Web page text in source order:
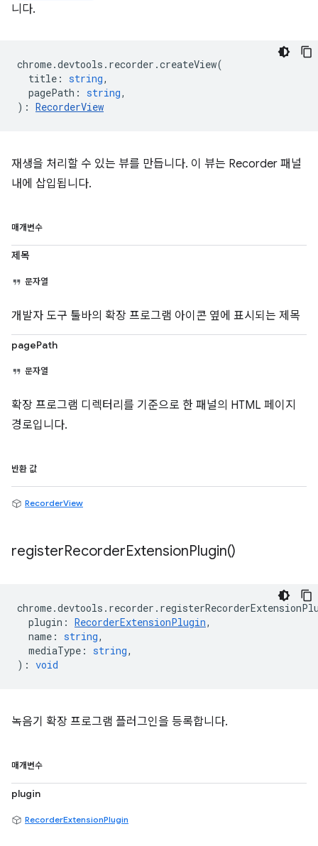
니다.
chrome.devtools . recorder .createView(
title : string,
pagePath : string,
) : RecorderView
재생을 처리할 수 있는 뷰를 만듭니다. 이 뷰는 Recorder 패널
내에 삽입됩니다.
매개변수
제목
문자열
개발자 도구 툴바의 확장 프로그램 아이콘 옆에 표시되는 제목
pagePath
문자열
확장 프로그램 디렉터리를 기준으로 한 패널의 HTML 페이지
경로입니다.
반환 값
RecorderView
registerRecorderExtensionPlugin()
chrome.devtools . recorder .
plugin : RecorderExtensionPlugin,
name : string,
mediaType : string,
) : void
녹음기 확장 프로그램 플러그인을 등록합니다.
매개변수
plugin
RecorderExtensionPlugin